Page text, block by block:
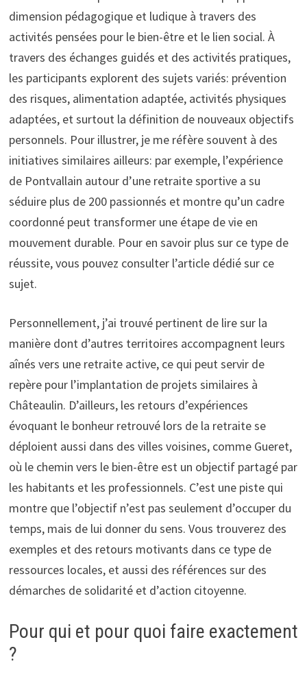
dimension pédagogique et ludique à travers des
activités pensées pour le bien-être et le lien social. À
travers des échanges guidés et des activités pratiques,
les participants explorent des sujets variés: prévention
des risques, alimentation adaptée, activités physiques
adaptées, et surtout la définition de nouveaux objectifs
personnels. Pour illustrer, je me réfère souvent à des
initiatives similaires ailleurs: par exemple, l’expérience
de Pontvallain autour d’une retraite sportive a su
séduire plus de 200 passionnés et montre qu’un cadre
coordonné peut transformer une étape de vie en
mouvement durable. Pour en savoir plus sur ce type de
réussite, vous pouvez consulter l’article dédié sur ce
sujet.
Personnellement, j’ai trouvé pertinent de lire sur la
manière dont d’autres territoires accompagnent leurs
aînés vers une retraite active, ce qui peut servir de
repère pour l’implantation de projets similaires à
Châteaulin. D’ailleurs, les retours d’expériences
évoquant le bonheur retrouvé lors de la retraite se
déploient aussi dans des villes voisines, comme Gueret,
où le chemin vers le bien-être est un objectif partagé par
les habitants et les professionnels. C’est une piste qui
montre que l’objectif n’est pas seulement d’occuper du
temps, mais de lui donner du sens. Vous trouverez des
exemples et des retours motivants dans ce type de
ressources locales, et aussi des références sur des
démarches de solidarité et d’action citoyenne.
Pour qui et pour quoi faire exactement
?